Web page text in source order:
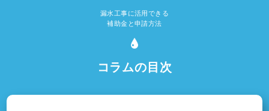
漏水工事に活用できる
補助金と申請方法
コラムの目次